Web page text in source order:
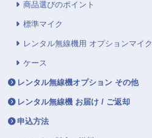
商品選びのポイント
標準マイク
レンタル無線機用 オプションマイク
ケース
レンタル無線機オプション その他
レンタル無線機 お届け / ご返却
申込方法